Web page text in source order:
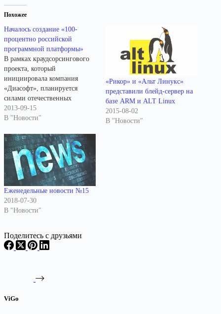
Похожее
Началось создание «100-
процентно российской
программной платформы»
В рамках краудсорсингового
проекта, который
инициировала компания
«Диасофт», планируется
силами отечественных
программистов переработать
операционную систему
разработки и различные
приложения. Российская
компания «Диасофт»,
занимающаяся разработкой
программного обеспечения
для финансовых организаций,
объявила о запуске проекта
«Бета», цель которого -
создания и развертывания
приложений. «Бета»…
2013-09-15
В "Новости"
«Рикор» и «Альт Линукс»
представили блейд-сервер на
базе ARM и ALT Linux
2015-08-02
В "Новости"
Еженедельные новости №15
2018-07-30
В "Новости"
Поделитесь с друзьями
ViGo